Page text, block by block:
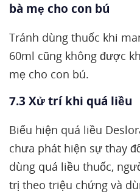
bà mẹ cho con bú
Tránh dùng thuốc khi
60ml cũng không được
mẹ cho con bú.
7.3 Xử trí khi quá liều
Biểu hiện quá liều
chưa phát hiện sự thay
dùng quá liều thuốc,
trị theo triệu chứng và